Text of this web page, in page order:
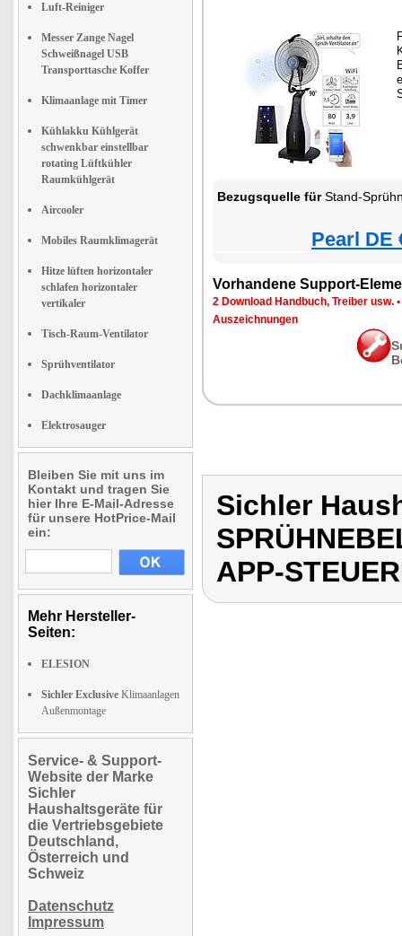
Luft-Reiniger
Messer Zange Nagel
Schweißnagel USB
Transporttasche Koffer
Klimaanlage mit Timer
Kühlakku Kühlgerät
schwenkbar einstellbar
rotating Lüftkühler
Raumkühlgerät
Aircooler
Mobiles Raumklimagerät
Hitze lüften horizontaler
schlafen horizontaler
vertikaler
Tisch-Raum-Ventilator
Sprühventilator
Dachklimaanlage
Elektrosauger
Bleiben Sie mit uns im
Kontakt und tragen Sie
hier Ihre E-Mail-Adresse
für unsere HotPrice-Mail
ein:
Mehr Hersteller-
Seiten:
ELESION
Sichler Exclusive Klimaanlagen
Außenmontage
Service- & Support-
Website der Marke
Sichler
Haushaltsgeräte für
die Vertriebsgebiete
Deutschland,
Österreich und
Schweiz
Datenschutz
Impressum
Bezugsquelle fürStand-Sprühnebel-
Pearl DE
Vorhandene Support-
2 Download Handbuch, Treiber usw. •
Auszeichnungen
Sichler
APP-